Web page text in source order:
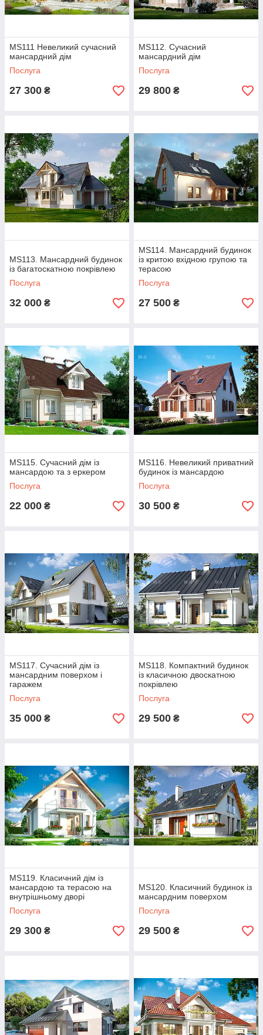
MS111 Невеликий сучасний
мансардний дім
Послуга
27 300 ₴
MS112. Сучасний
мансардний дім
Послуга
29 800 ₴
MS113. Мансардний будинок
із багатоскатною покрівлею
Послуга
32 000 ₴
MS114. Мансардний будинок
із критою вхідною групою та
терасою
Послуга
27 500 ₴
MS115. Сучасний дім із
мансардою та з еркером
Послуга
22 000 ₴
MS116. Невеликий приватний
будинок із мансардою
Послуга
30 500 ₴
MS117. Сучасний дім із
мансардним поверхом і
гаражем
Послуга
35 000 ₴
MS118. Компактний будинок
із класичною двоскатною
покрівлею
Послуга
29 500 ₴
MS119. Класичний дім із
мансардою та терасою на
внутрішньому дворі
Послуга
29 300 ₴
MS120. Класичний будинок із
мансардним поверхом
Послуга
29 500 ₴